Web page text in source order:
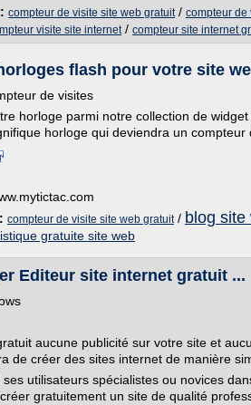
compteur de visite site web gratuit/ compteur de
visite site internet/ compteur site internet
flash pour votre site
de visites
horloge parmi notre collection de
horloge qui deviendra un compteur
compteur de visite site web gratuit/ blog site
gratuite site web
Editeur site internet gratuit ...
aucune publicité sur votre site et
de créer des sites internet de manière
utilisateurs spécialistes ou novices
gratuitement un site de qualité